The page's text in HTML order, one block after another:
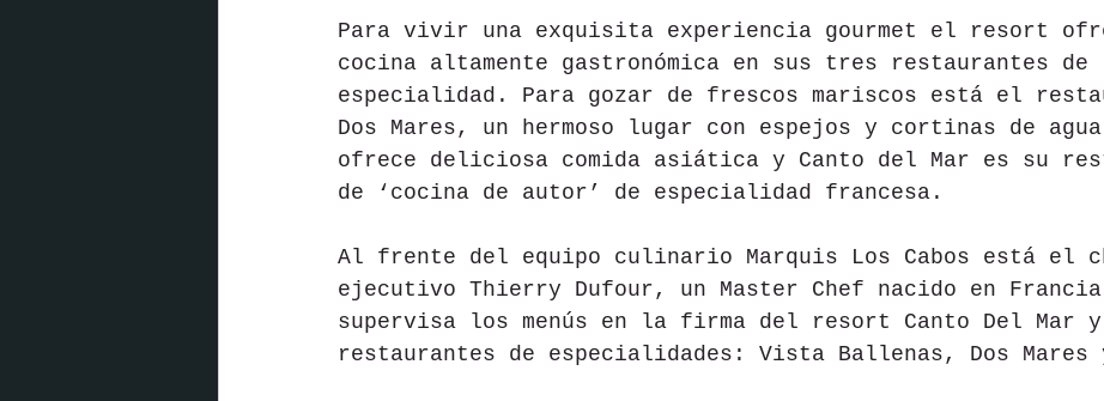
Para vivir una exquisita experiencia gourmet el resort
cocina altamente gastronómica en sus tres restaurantes de
especialidad. Para gozar de frescos mariscos está el
Dos Mares, un hermoso lugar con espejos y cortinas de
ofrece deliciosa comida asiática y Canto del Mar es su
de ‘cocina de autor’ de especialidad francesa.
Al frente del equipo culinario Marquis Los Cabos está el
ejecutivo Thierry Dufour, un Master Chef nacido en
supervisa los menús en la firma del resort Canto Del Mar
restaurantes de especialidades: Vista Ballenas, Dos Mares